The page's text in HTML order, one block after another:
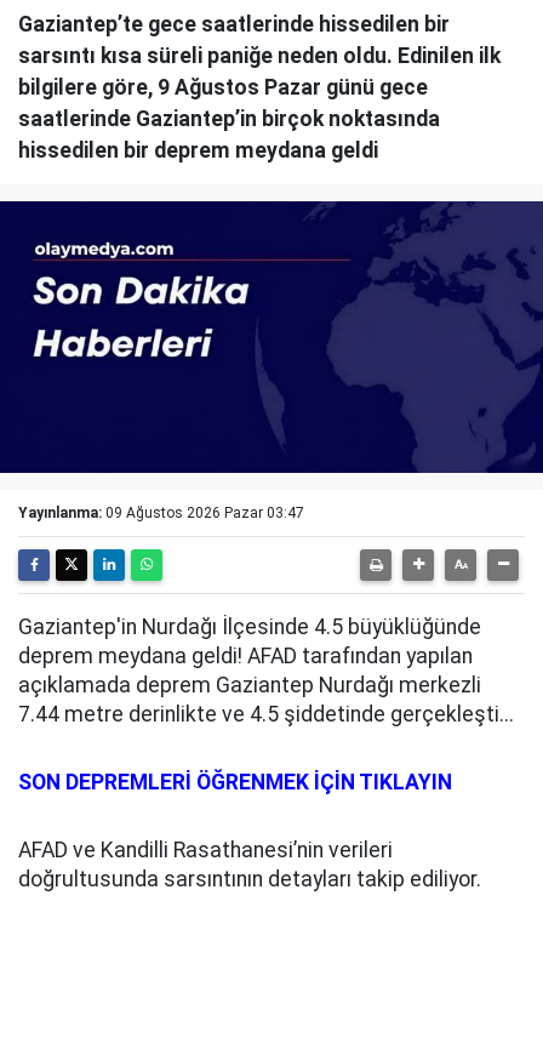
Gaziantep’te gece saatlerinde hissedilen bir
sarsıntı kısa süreli paniğe neden oldu. Edinilen ilk
bilgilere göre, 9 Ağustos Pazar günü gece
saatlerinde Gaziantep’in birçok noktasında
hissedilen bir deprem meydana geldi
Yayınlanma: 09 Ağustos 2026 Pazar 03:47
Gaziantep'in Nurdağı İlçesinde 4.5 büyüklüğünde
deprem meydana geldi! AFAD tarafından yapılan
açıklamada deprem Gaziantep Nurdağı merkezli
7.44 metre derinlikte ve 4.5 şiddetinde gerçekleşti...
SON DEPREMLERİ ÖĞRENMEK İÇİN TIKLAYIN
AFAD ve Kandilli Rasathanesi’nin verileri
doğrultusunda sarsıntının detayları takip ediliyor.